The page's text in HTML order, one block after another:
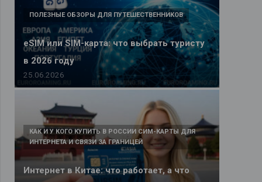
eSIM или SIM-карта: что выбрать туристу
в 2026 году
ПОЛЕЗНЫЕ ОБЗОРЫ ДЛЯ ПУТЕШЕСТВЕННИКОВ
25.06.2026
Интернет в Китае: что работает, а что
КАК И У КОГО КУПИТЬ В РОССИИ СИМ-КАРТЫ ДЛЯ
ИНТЕРНЕТА И СВЯЗИ ЗА ГРАНИЦЕЙ